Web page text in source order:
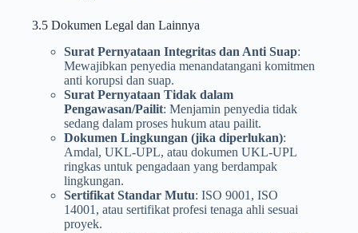
3.5 Dokumen Legal dan Lainnya
Surat Pernyataan Integritas dan Anti Suap:
Mewajibkan penyedia menandatangani komitmen
anti korupsi dan suap.
Surat Pernyataan Tidak dalam
Pengawasan/Pailit: Menjamin penyedia tidak
sedang dalam proses hukum atau pailit.
Dokumen Lingkungan (jika diperlukan):
Amdal, UKL-UPL, atau dokumen UKL-UPL
ringkas untuk pengadaan yang berdampak
lingkungan.
Sertifikat Standar Mutu: ISO 9001, ISO
14001, atau sertifikat profesi tenaga ahli sesuai
proyek.